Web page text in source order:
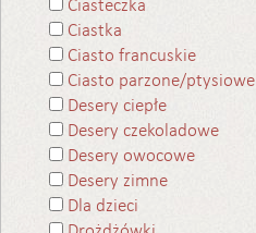
Ciasteczka
Ciastka
Ciasto francuskie
Ciasto parzone/ptysiowe
Desery ciepłe
Desery czekoladowe
Desery owocowe
Desery zimne
Dla dzieci